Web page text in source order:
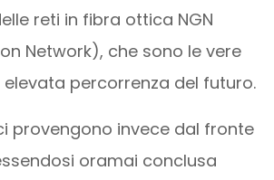
reti in fibra ottica NGN
Network), che sono le vere
percorrenza del futuro.
provengono invece dal fronte
oramai conclusa